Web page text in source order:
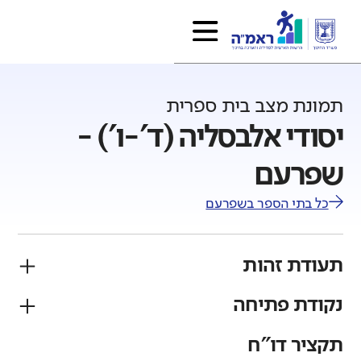
תמונת מצב בית ספרית
יסודי אלבסליה (ד'-ו') -
שפרעם
כל בתי הספר בשפרעם
תעודת זהות
פיקוח
נקודת פתיחה
תקציר דו"ח